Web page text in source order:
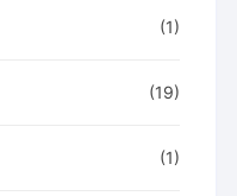
(1)
(19)
(1)